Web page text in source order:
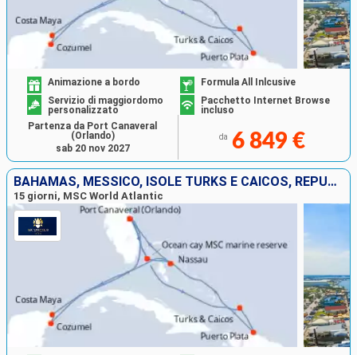
Animazione a bordo
Formula All Inlcusive
Servizio di maggiordomo
personalizzato
Pacchetto Internet Browse
incluso
da 6 849 €
Partenza da Port Canaveral
(Orlando)
sab 20 nov 2027
BAHAMAS, MESSICO, ISOLE TURKS E CAICOS, REPUBBLICA DOMINICANA, STATI UNITI
15 giorni, MSC World Atlantic